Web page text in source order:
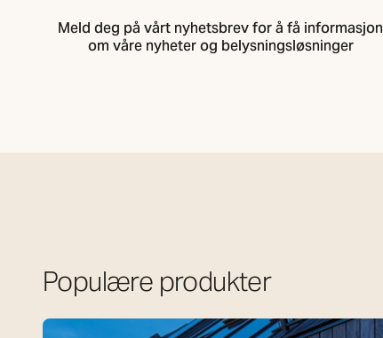
Meld deg på vårt nyhetsbrev for å få informasjon
om våre nyheter og belysningsløsninger
Populære produkter